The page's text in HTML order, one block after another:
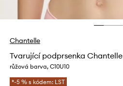
Chantelle
Tvarující podprsenka Chantelle
růžová barva, C10U10
*-5 % s kódem: LST